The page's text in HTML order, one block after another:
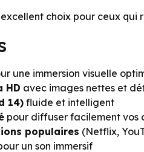
choix pour ceux
une immersion visuelle
HD avec images nettes et
14)fluide et intelligent
pour diffuser facilement vos
populaires (Netflix,
un son immersif